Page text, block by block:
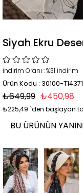
Siyah Ekru
İndirim Oranı :%31 İndirim
Ürün Kodu : 30100-T14371
₺649,99 ₺450,98
₺225,49 `den başlayan
BU ÜRÜNÜN